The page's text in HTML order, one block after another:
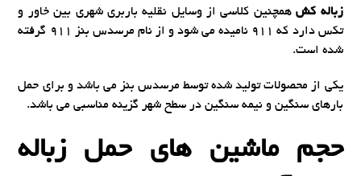
زباله کشهمچنین کلاسی از وسایل نقلیه باربری شهری بین خاور و
تکس دارد که 911 نامیده می شود و از نام مرسدس بنز 911 گرفته
شده است.
یکی از محصولات تولید شده توسط مرسدس بنز می باشد و برای حمل
بارهای سنگین و نیمه سنگین در سطح شهر گزینه مناسبی می باشد.
حجم ماشین های حمل زباله